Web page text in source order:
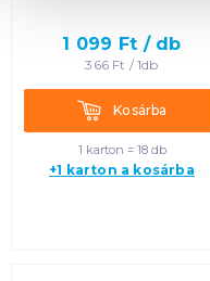
1 099 Ft / db
366Ft /1db
KosárbaKosárba
1 karton = 18 db
+1 karton a kosárba